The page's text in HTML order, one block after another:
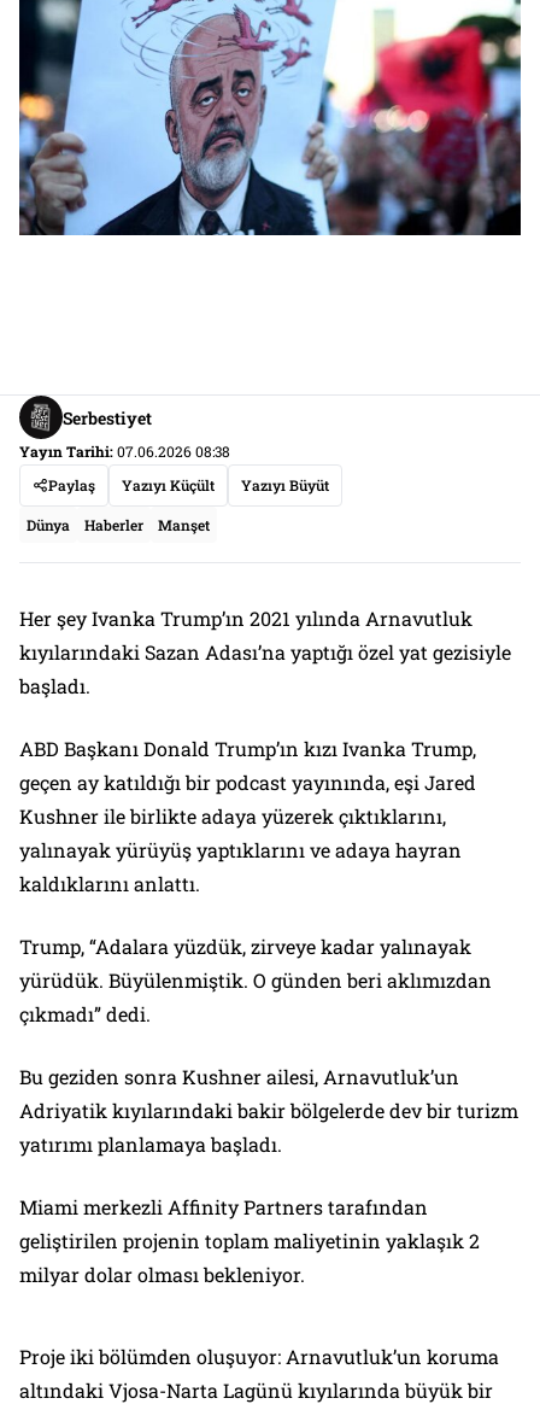
Serbestiyet
Yayın Tarihi:07.06.2026 08:38
Paylaş
Yazıyı Küçült Yazıyı Büyüt
Dünya Haberler Manşet
Her şey Ivanka Trump’ın 2021 yılında Arnavutluk
kıyılarındaki Sazan Adası’na yaptığı özel yat gezisiyle
başladı.
ABD Başkanı Donald Trump’ın kızı Ivanka Trump,
geçen ay katıldığı bir podcast yayınında, eşi Jared
Kushner ile birlikte adaya yüzerek çıktıklarını,
yalınayak yürüyüş yaptıklarını ve adaya hayran
kaldıklarını anlattı.
Trump, “Adalara yüzdük, zirveye kadar yalınayak
yürüdük. Büyülenmiştik. O günden beri aklımızdan
çıkmadı” dedi.
Bu geziden sonra Kushner ailesi, Arnavutluk’un
Adriyatik kıyılarındaki bakir bölgelerde dev bir turizm
yatırımı planlamaya başladı.
Miami merkezli Affinity Partners tarafından
geliştirilen projenin toplam maliyetinin yaklaşık 2
milyar dolar olması bekleniyor.
Proje iki bölümden oluşuyor: Arnavutluk’un koruma
altındaki Vjosa-Narta Lagünü kıyılarında büyük bir